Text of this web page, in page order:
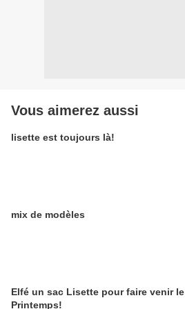
Vous aimerez aussi
lisette est toujours là!
mix de modèles
Elfé un sac Lisette pour faire venir le
Printemps!